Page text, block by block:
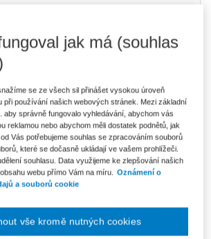
do 2 pracovních dnů
497 Kč
+ soubory ke stažení
k dispozici
e-knih?
do 2 pracovních dnů
jak má (souhlas
se ze všech sil přinášet vysokou úroveň
při používání našich webových stránek. Mezi základní
aby správně fungovalo vyhledávání, abychom vás
reklamou nebo abychom měli dostatek podnětů, jak
Vás potřebujeme souhlas se zpracováním souborů
které se dočasně ukládají ve vašem prohlížeči.
souhlasu. Data využijeme ke zlepšování našich
webu přímo Vám na míru. Oznámení o
a souborů cookie
vše kromě nutných cookies